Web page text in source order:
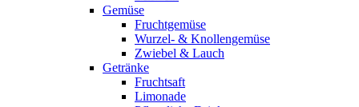
Gemüse
Fruchtgemüse
Wurzel- & Knollengemüse
Zwiebel & Lauch
Getränke
Fruchtsaft
Limonade